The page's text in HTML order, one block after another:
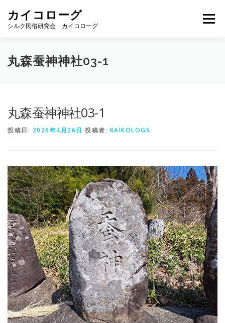
カイコローグ
シルク民俗研究会 カイコローグ
メニュー
カイコローグの歩み 資料館図書
丸森蚕神神社03-1
丸森蚕神神社03-1
投稿日: 2026年4月26日 投稿者: KAIKOLOGS